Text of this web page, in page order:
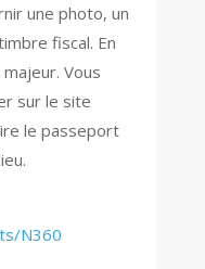
une photo, un
fiscal. En
Vous
sur le site
le passeport
N360